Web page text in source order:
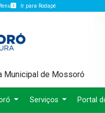
Ir para Rodapé
Municipal de Mossoró
Serviços Portal